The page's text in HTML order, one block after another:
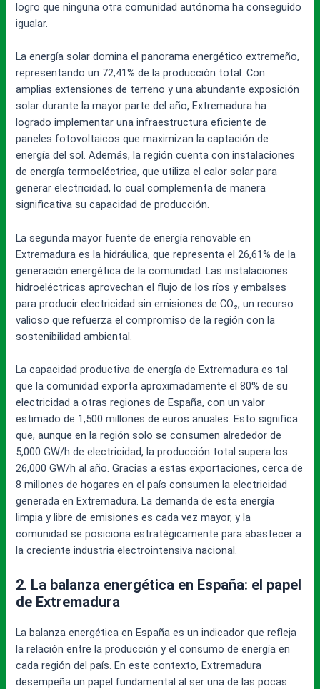
logro que ninguna otra comunidad autónoma ha conseguido
igualar.
La energía solar domina el panorama energético extremeño,
representando un 72,41% de la producción total. Con
amplias extensiones de terreno y una abundante exposición
solar durante la mayor parte del año, Extremadura ha
logrado implementar una infraestructura eficiente de
paneles fotovoltaicos que maximizan la captación de
energía del sol. Además, la región cuenta con instalaciones
de energía termoeléctrica, que utiliza el calor solar para
generar electricidad, lo cual complementa de manera
significativa su capacidad de producción.
La segunda mayor fuente de energía renovable en
Extremadura es la hidráulica, que representa el 26,61% de la
generación energética de la comunidad. Las instalaciones
hidroeléctricas aprovechan el flujo de los ríos y embalses
para producir electricidad sin emisiones de CO₂, un recurso
valioso que refuerza el compromiso de la región con la
sostenibilidad ambiental.
La capacidad productiva de energía de Extremadura es tal
que la comunidad exporta aproximadamente el 80% de su
electricidad a otras regiones de España, con un valor
estimado de 1,500 millones de euros anuales. Esto significa
que, aunque en la región solo se consumen alrededor de
5,000 GW/h de electricidad, la producción total supera los
26,000 GW/h al año. Gracias a estas exportaciones, cerca de
8 millones de hogares en el país consumen la electricidad
generada en Extremadura. La demanda de esta energía
limpia y libre de emisiones es cada vez mayor, y la
comunidad se posiciona estratégicamente para abastecer a
la creciente industria electrointensiva nacional.
2. La balanza energética en España: el papel
de Extremadura
La balanza energética en España es un indicador que refleja
la relación entre la producción y el consumo de energía en
cada región del país. En este contexto, Extremadura
desempeña un papel fundamental al ser una de las pocas